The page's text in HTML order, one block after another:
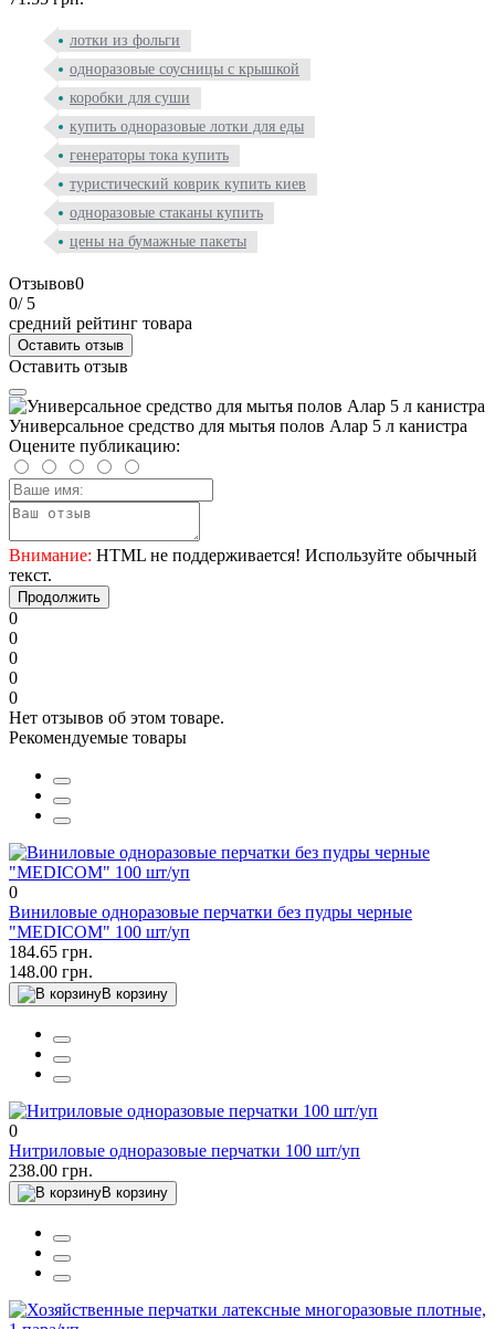
лотки из фольги
одноразовые соусницы с крышкой
коробки для суши
купить одноразовые лотки для еды
генераторы тока купить
туристический коврик купить киев
одноразовые стаканы купить
цены на бумажные пакеты
Отзывов0
0/ 5
средний рейтинг товара
Оставить отзыв
Оставить отзыв
Универсальное средство для мытья полов Алар 5 л канистра
Оцените публикацию:
Внимание: HTML не поддерживается! Используйте обычный
текст.
Продолжить
0
0
0
0
0
Нет отзывов об этом товаре.
Рекомендуемые товары
0
Виниловые одноразовые перчатки без пудры черные
"MEDICOM" 100 шт/уп
184.65 грн.
148.00 грн.
В корзину
0
Нитриловые одноразовые перчатки 100 шт/уп
238.00 грн.
В корзину